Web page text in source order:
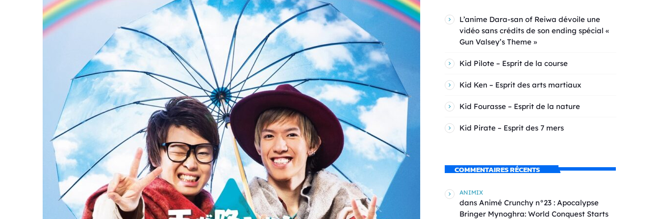
L’anime Dara-san of Reiwa dévoile une
vidéo sans crédits de son ending spécial «
Gun Valsey’s Theme »
Kid Pilote – Esprit de la course
Kid Ken – Esprit des arts martiaux
Kid Fourasse – Esprit de la nature
Kid Pirate – Esprit des 7 mers
COMMENTAIRES RÉCENTS
ANIMIX
dans Animé Crunchy n°23 : Apocalypse
Bringer Mynoghra: World Conquest Starts